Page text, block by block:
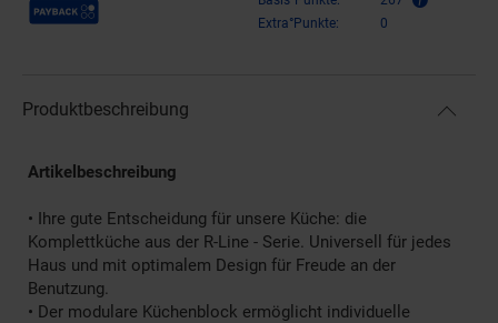
Extra°Punkte:
0
Produktbeschreibung
Artikelbeschreibung
• Ihre gute Entscheidung für unsere Küche: die
Komplettküche aus der R-Line - Serie. Universell für jedes
Haus und mit optimalem Design für Freude an der
Benutzung.
• Der modulare Küchenblock ermöglicht individuelle